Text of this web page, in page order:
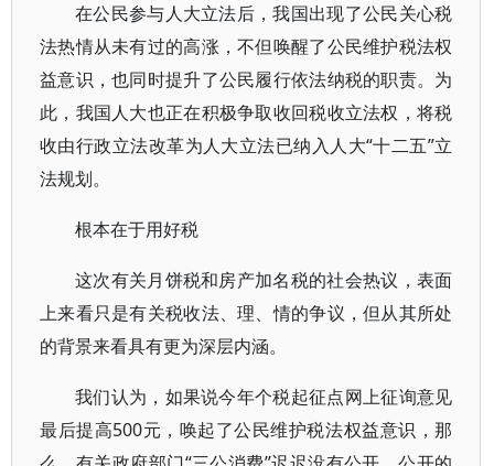
在公民参与人大立法后，我国出现了公民关心税
法热情从未有过的高涨，不但唤醒了公民维护税法权
益意识，也同时提升了公民履行依法纳税的职责。为
此，我国人大也正在积极争取收回税收立法权，将税
收由行政立法改革为人大立法已纳入人大“十二五”立
法规划。
根本在于用好税
这次有关月饼税和房产加名税的社会热议，表面
上来看只是有关税收法、理、情的争议，但从其所处
的背景来看具有更为深层内涵。
我们认为，如果说今年个税起征点网上征询意见
最后提高500元，唤起了公民维护税法权益意识，那